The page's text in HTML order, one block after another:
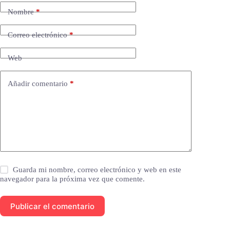
Nombre*
Correo electrónico*
Web
Añadir comentario *
Guarda mi nombre, correo electrónico y web en este
navegador para la próxima vez que comente.
Publicar el comentario